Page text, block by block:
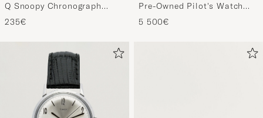
Q Snoopy Chronograph
40mm White Dial
235€
Pre-Owned Pilot's Watch
Mark XX
5 500€